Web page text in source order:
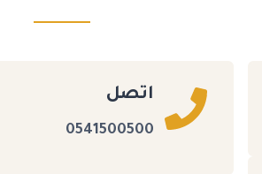
اتصل
0541500500